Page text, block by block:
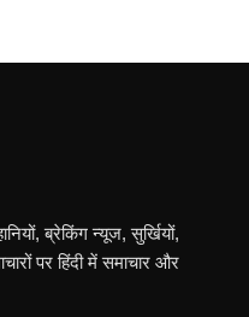
ब्रेकिंग न्यूज, सुर्खियों,
पर हिंदी में समाचार और